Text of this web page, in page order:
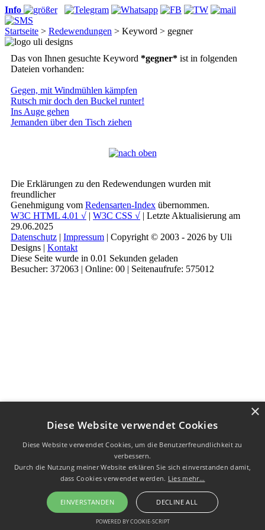
Info
Startseite > Redewendungen > Keyword > gegner
Das von Ihnen gesuchte Keyword *gegner* ist in folgenden
Dateien vorhanden:
Gegen, mit Windmühlen kämpfen
Rutsch mir doch den Buckel runter!
Ins Auge gehen
Jemanden über den Tisch ziehen
Die Erklärungen zu den Redewendungen wurden mit
freundlicher
Genehmigung vom Redensarten-Index übernommen.
W3C HTML 4.01 √ | W3C CSS √ | Letzte Aktualisierung am
29.06.2025
Datenschutz | Impressum | Copyright © 2003 - 2026 by Uli
Designs | Kontakt
Diese Seite wurde in 0.01 Sekunden geladen
Besucher: 372063 | Online: 00 | Seitenaufrufe: 575012
Diese Website verwendet Cookies
Diese Website verwendet Cookies, um die Benutzerfreundlichkeit zu
verbessern.
Durch die Nutzung meiner Website erklären Sie sich einverstanden damit,
dass Cookies verwendet werden. Lies mehr...
EINVERSTANDEN DECLINE ALL
POWERED BY COOKIE-SCRIPT
×